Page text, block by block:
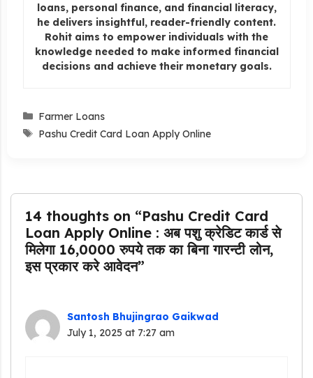
loans, personal finance, and financial literacy,
he delivers insightful, reader-friendly content.
Rohit aims to empower individuals with the
knowledge needed to make informed financial
decisions and achieve their monetary goals.
Categories
Farmer Loans
Tags
Pashu Credit Card Loan Apply Online
14 thoughts on “Pashu Credit Card
Loan Apply Online : अब पशु क्रेडिट कार्ड से
मिलेगा 16,0000 रुपये तक का बिना गारन्टी लोन,
इस प्रकार करे आवेदन”
Santosh Bhujingrao Gaikwad
July 1, 2025 at 7:27 am